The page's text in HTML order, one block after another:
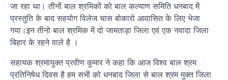
जा रहा था। तीनों बाल श्रमिकों को बाल कल्याण समिति धनबाद में
प्रस्तुति के बाद सहयोग विलेज चास बोकारो आवासित के लिए भेजा
गया।इन तीनो बाल श्रमिक में दो जामताड़ा जिला एवं एक नवादा जिला
बिहार के रहने वाले है ।
सहायक श्रमायुक्त प्रवीण कुमार ने कहा कि आज विश्व बाल श्रम
प्रतिनिषेध दिवस है हम सभी को धनबाद जिला से बाल श्रम मुक्त जिला